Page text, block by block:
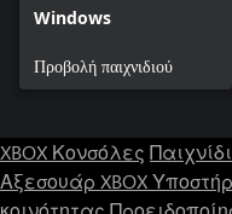
Windows
Προβολή παιχνιδιού
XBOX Κονσόλες
Αξεσουάρ XBOX